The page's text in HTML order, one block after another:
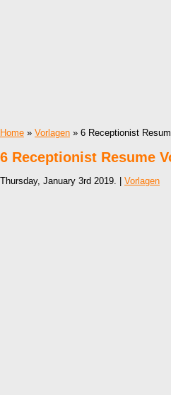
Home » Vorlagen » 6 Receptionist
6 Receptionist Resume
Thursday, January 3rd 2019. | Vorlagen